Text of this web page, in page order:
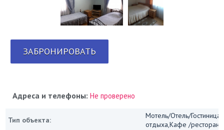
ЗАБРОНИРОВАТЬ
Адреса и телефоны:Не проверено
Тип объекта:
Мотель/Отель/
отдыха,Кафе /рестораны